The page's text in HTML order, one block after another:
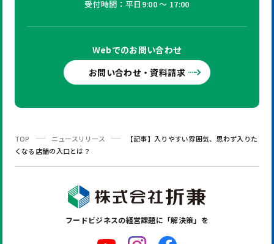
受付時間：平日9:00 ～ 17:00
Webでのお問い合わせ
お問い合わせ・資料請求
TOP ニュースリリース
【記事】入りやすい雰囲気、思わず入りた
くなる店舗の入口とは？
フードビジネスの経営課題に「解決策」を